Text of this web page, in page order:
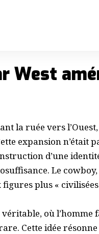
West
la ruée vers
expansion n’était
d’une
Le
plus «
où l’homme
Cette idée résonne